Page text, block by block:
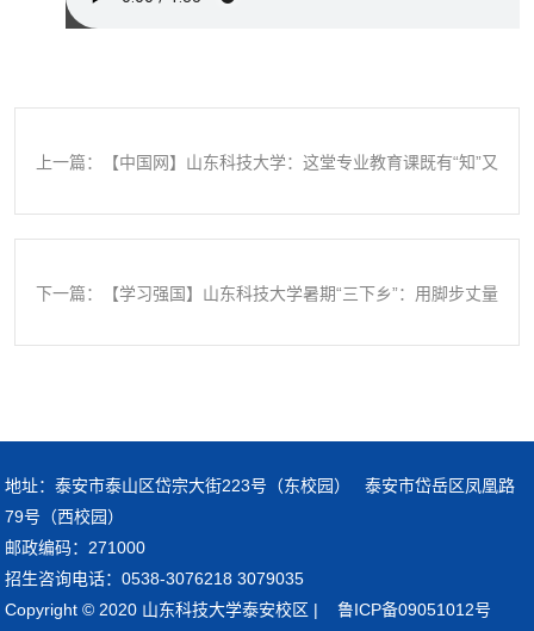
上一篇：【中国网】山东科技大学：这堂专业教育课既有“知”又
下一篇：【学习强国】山东科技大学暑期“三下乡”：用脚步丈量
地址：泰安市泰山区岱宗大街223号（东校园） 泰安市岱岳区凤凰路
79号（西校园）
邮政编码：271000
招生咨询电话：0538-3076218 3079035
Copyright © 2020 山东科技大学泰安校区 | 鲁ICP备09051012号